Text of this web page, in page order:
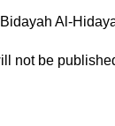
Al-
not be